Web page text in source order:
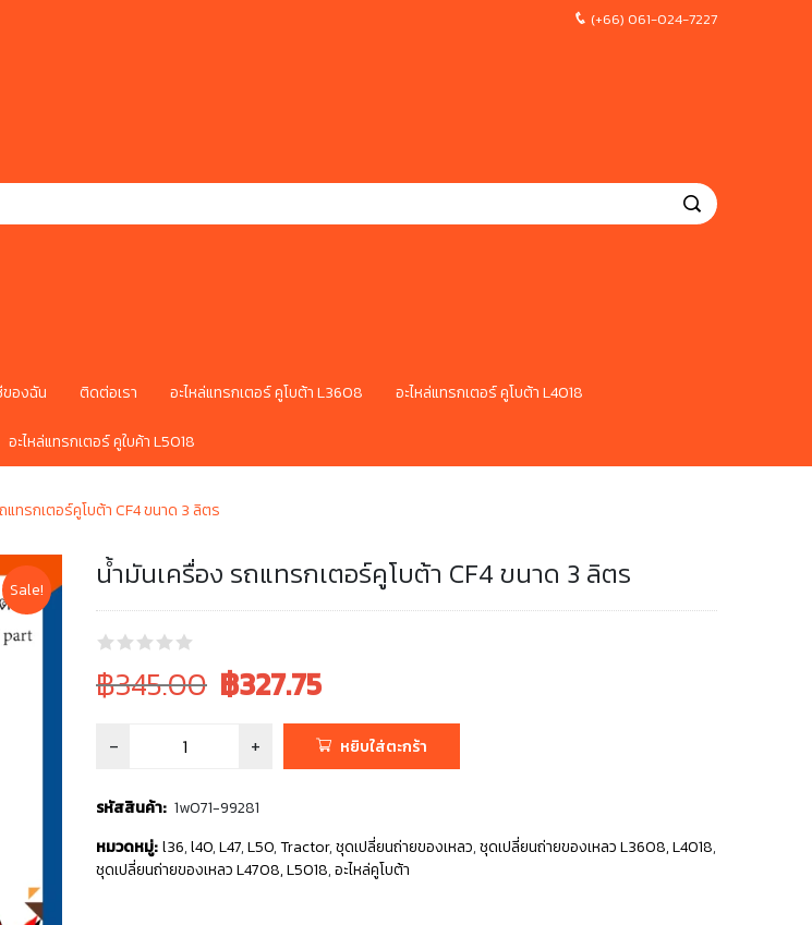
(+66) 061-024-7227
องฉัน ติดต่อเรา อะไหล่แทรกเตอร์ คูโบต้า L3608 อะไหล่แทรกเตอร์ คูโบต้า L4018
อะไหล่แทรกเตอร์ คูใบค้า L5018
แทรกเตอร์คูโบต้า CF4 ขนาด 3 ลิตร
Sale! น้ำมันเครื่อง รถแทรกเตอร์คูโบต้า CF4 ขนาด 3 ลิตร
Original
price
was:
฿345.00 Current
฿345.00.
฿327.75
หยิบใส่ตะกร้า
รหัสสินค้า: 1w071-99281
หมวดหมู่: l36,l40,L47,L50,Tractor,ชุดเปลี่ยนถ่ายของเหลว,ชุดเปลี่ยนถ่ายของเหลว L3608, L4018,
ชุดเปลี่ยนถ่ายของเหลว L4708, L5018,อะไหล่คูโบต้า